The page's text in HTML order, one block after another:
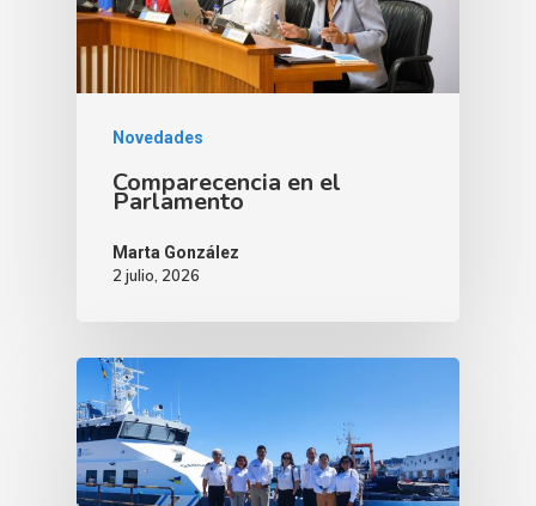
Novedades
Comparecencia en el
Parlamento
Marta González
2 julio, 2026